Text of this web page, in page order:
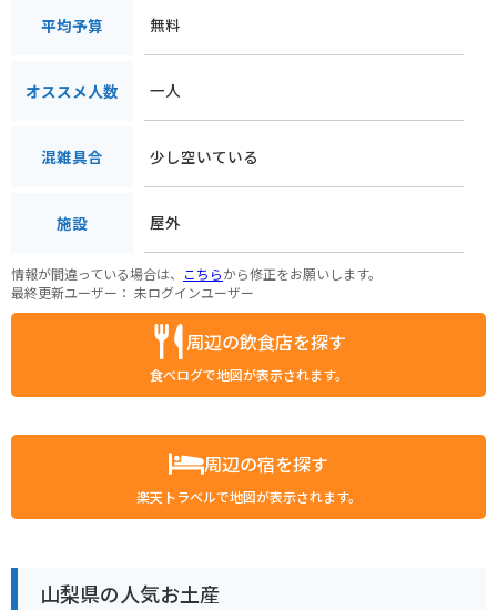
平均予算 無料
オススメ人数 一人
混雑具合 少し空いている
施設 屋外
情報が間違っている場合は、 こちらから修正をお願いします。
最終更新ユーザー： 未ログインユーザー
周辺の飲食店を探す
食べログで地図が表示されます。
周辺の宿を探す
楽天トラベルで地図が表示されます。
山梨県の人気お土産